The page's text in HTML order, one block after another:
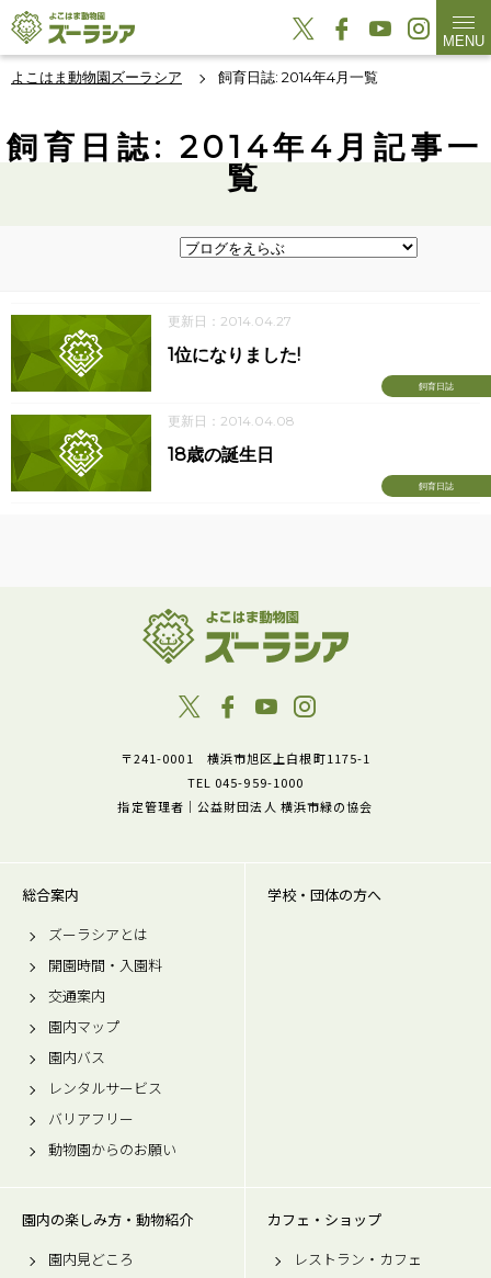
MENU
よこはま動物園ズーラシア 飼育日誌: 2014年4月一覧
飼育日誌: 2014年4月記事一
覧
更新日：2014.04.27
飼育日誌
1位になりました!
更新日：2014.04.08
飼育日誌
18歳の誕生日
〒241-0001 横浜市旭区上白根町1175-1
TEL 045-959-1000
指定管理者｜公益財団法人 横浜市緑の協会
総合案内
ズーラシアとは
開園時間・入園料
交通案内
園内マップ
園内バス
レンタルサービス
バリアフリー
動物園からのお願い
学校・団体の方へ
園内の楽しみ方・動物紹介
園内見どころ
カフェ・ショップ
レストラン・カフェ